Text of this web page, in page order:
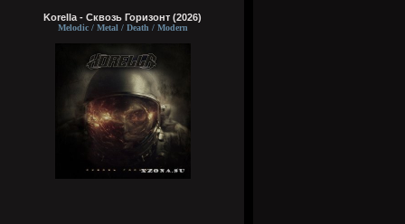
Korella - Сквозь Горизонт (2026)
Melodic / Metal / Death / Modern